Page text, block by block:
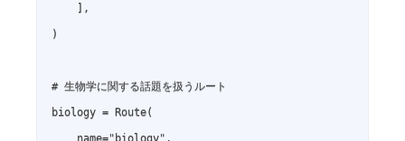
    ],
)
# 生物学に関する話題を扱うルート
biology = Route(